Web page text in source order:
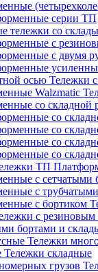
серии ТП
тележки со
с
с двумя
Тележки
со
со
со
со
Тележки
Тележки складные